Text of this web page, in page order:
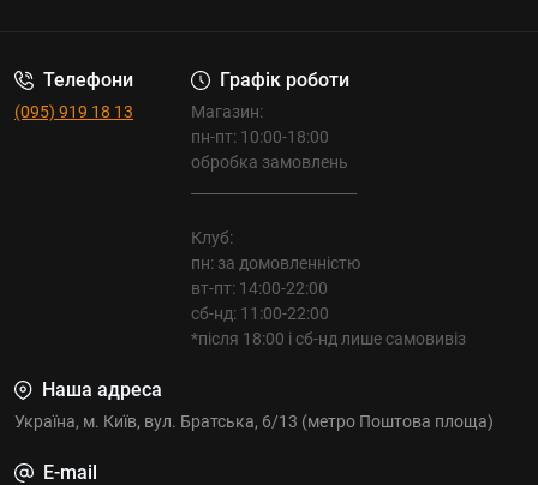
Телефони
(095) 919 18 13
Графік роботи
Магазин:
пн-пт: 10:00-18:00
обробка замовлень
Клуб:
пн: за домовленністю
вт-пт: 14:00-22:00
сб-нд: 11:00-22:00
*після 18:00 і сб-нд лише самовивіз
Наша адреса
Україна, м. Київ, вул. Братська, 6/13 (метро Поштова площа)
E-mail